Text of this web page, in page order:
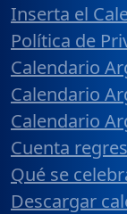
Inserta el
Política de
Calendario
Calendario
Calendario
Cuenta
Qué se
Descargar